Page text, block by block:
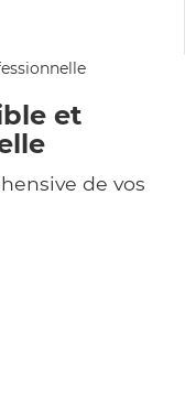
et
de vos